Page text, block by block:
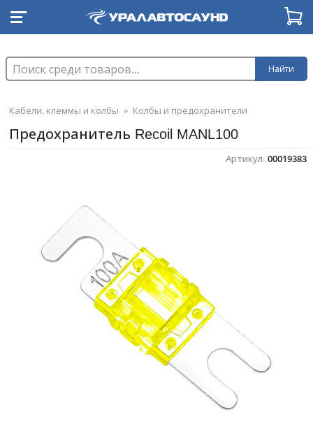
Найти
Кабели, клеммы и колбы » Колбы и предохранители
Предохранитель Recoil MANL100
Артикул: 00019383